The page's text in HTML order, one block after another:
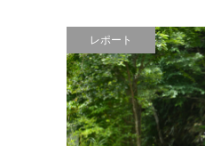
レポート